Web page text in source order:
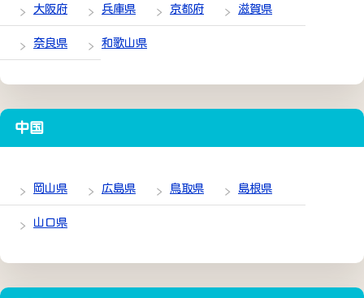
大阪府 兵庫県 京都府 滋賀県
奈良県 和歌山県
中国
岡山県 広島県 鳥取県 島根県
山口県